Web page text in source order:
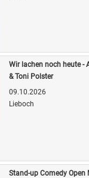
Wir lachen noch heute -
& Toni Polster
09.10.2026
Lieboch
Stand-up Comedy Open